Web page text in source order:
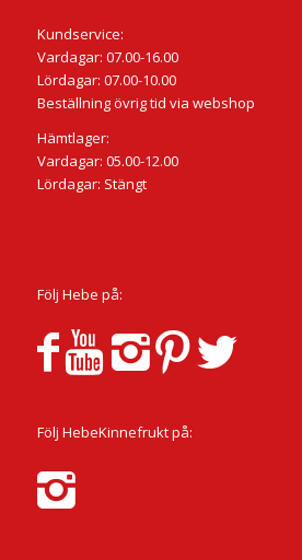
Kundservice:
Vardagar: 07.00-16.00
Lördagar: 07.00-10.00
Beställning övrig tid via webshop
Hämtlager:
Vardagar: 05.00-12.00
Lördagar: Stängt
Följ Hebe på:
Följ HebeKinnefrukt på: